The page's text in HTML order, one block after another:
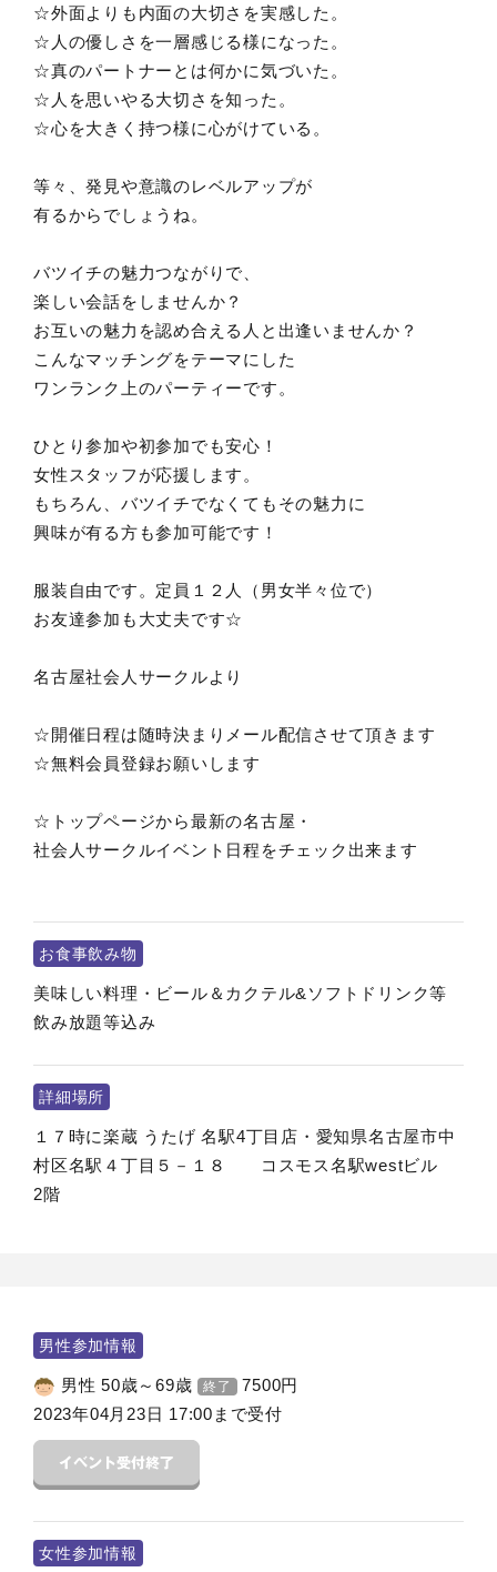
☆外面よりも内面の大切さを実感した。
☆人の優しさを一層感じる様になった。
☆真のパートナーとは何かに気づいた。
☆人を思いやる大切さを知った。
☆心を大きく持つ様に心がけている。
等々、発見や意識のレベルアップが
有るからでしょうね。
バツイチの魅力つながりで、
楽しい会話をしませんか？
お互いの魅力を認め合える人と出逢いませんか？
こんなマッチングをテーマにした
ワンランク上のパーティーです。
ひとり参加や初参加でも安心！
女性スタッフが応援します。
もちろん、バツイチでなくてもその魅力に
興味が有る方も参加可能です！
服装自由です。定員１２人（男女半々位で）
お友達参加も大丈夫です☆
名古屋社会人サークルより
☆開催日程は随時決まりメール配信させて頂きます
☆無料会員登録お願いします
☆トップページから最新の名古屋・
社会人サークルイベント日程をチェック出来ます
お食事飲み物
美味しい料理・ビール＆カクテル&ソフトドリンク等
飲み放題等込み
詳細場所
１７時に楽蔵 うたげ 名駅4丁目店・愛知県名古屋市中
村区名駅４丁目５－１８ コスモス名駅westビル
2階
男性参加情報
男性 50歳～69歳 終了 7500円
2023年04月23日 17:00まで受付
女性参加情報